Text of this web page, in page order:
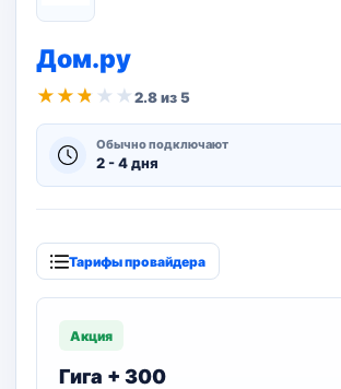
Дом.ру
★ ★ ★ ★ ★2.8 из 5
Обычно подключают
2 - 4 дня
Тарифы провайдера
Акция
Гига + 300